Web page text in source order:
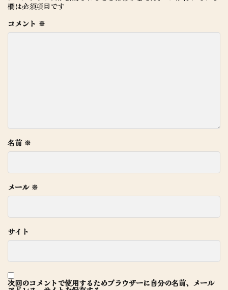
欄は必須項目です
コメント ※
名前 ※
メール ※
サイト
次回のコメントで使用するためブラウザーに自分の名前、メール